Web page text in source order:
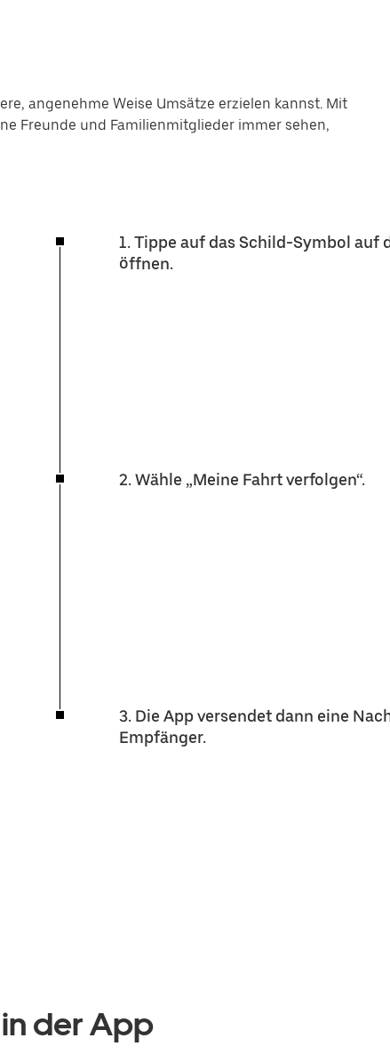
angenehme Weise Umsätze erzielen kannst. Mit
Freunde und Familienmitglieder immer sehen,
1. Tippe auf das Schild-Symbol auf
öffnen.
2. Wähle „Meine Fahrt verfolgen“.
3. Die App versendet dann eine
Empfänger.
der App